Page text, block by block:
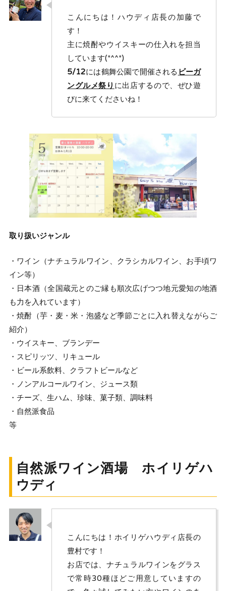
こんにちは！ハウディ店長の加藤で
す！
主に焼酎やウイスキーの仕入れを担当
しています(*^^*)
5/12には鶴舞公園で開催される ビーガ
ングルメ祭り に出店するので、ぜひ遊
びに来てくださいね！
取り扱いジャンル
・ワイン（ナチュラルワイン、クラシカルワイン、お手頃ワ
イン等）
・日本酒（全国蔵元とのご縁も順次広げつつ地元愛知の地酒
も力を入れています）
・焼酎（芋・麦・米・泡盛など季節ごとに入れ替えながらご
紹介）
・ウイスキー、ブランデー
・スピリッツ、リキュール
・ビール系飲料、クラフトビールなど
・ノンアルコールワイン、ジュース類
・チーズ、生ハム、珍味、菓子類、調味料
・自然派食品
等
自然派ワイン酒場 ホイリゲハ
ウディ
こんにちは！ホイリゲハウディ店長の
豊村です！
お店では、ナチュラルワインをグラス
で常時30種ほどご用意していますの